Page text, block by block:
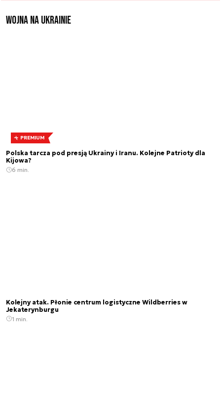
Wojna na Ukrainie
PREMIUM
Polska tarcza pod presją Ukrainy i Iranu. Kolejne Patrioty dla
Kijowa?
6 min.
Kolejny atak. Płonie centrum logistyczne Wildberries w
Jekaterynburgu
1 min.